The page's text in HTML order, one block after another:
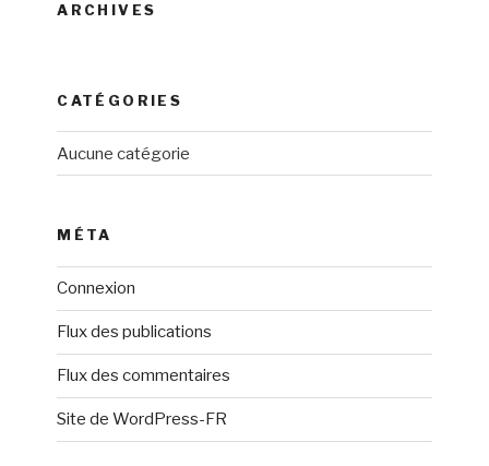
ARCHIVES
CATÉGORIES
Aucune catégorie
MÉTA
Connexion
Flux des publications
Flux des commentaires
Site de WordPress-FR